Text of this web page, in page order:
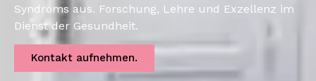
Syndroms aus. Forschung, Lehre und Exzellenz im
Dienst der Gesundheit.
Kontakt aufnehmen.